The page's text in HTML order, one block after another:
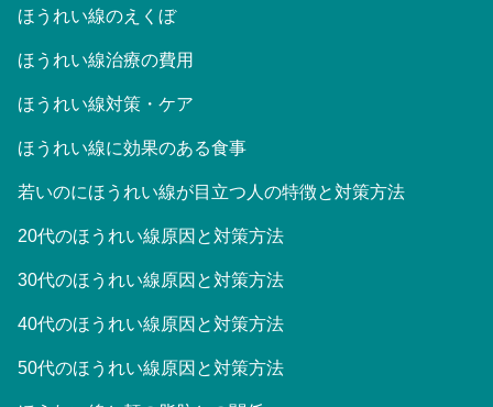
ほうれい線のえくぼ
ほうれい線治療の費用
ほうれい線対策・ケア
ほうれい線に効果のある食事
若いのにほうれい線が目立つ人の特徴と対策方法
20代のほうれい線原因と対策方法
30代のほうれい線原因と対策方法
40代のほうれい線原因と対策方法
50代のほうれい線原因と対策方法